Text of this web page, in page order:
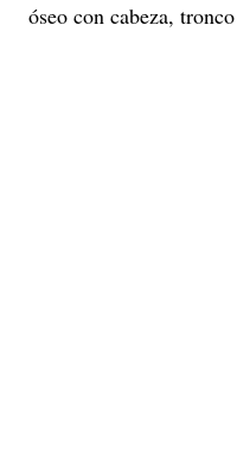
óseo con cabeza,